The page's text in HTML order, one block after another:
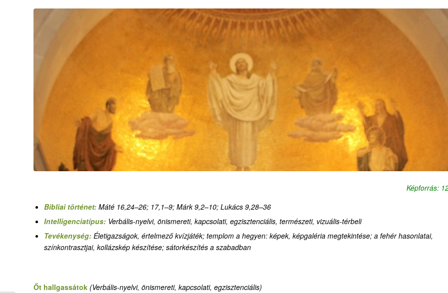
Képforrás:
Bibliai történet: Máté 16,24–26; 17,1–9; Márk 9,2–10; Lukács 9,28–36
Intelligenciatípus: Verbális-nyelvi, önismereti, kapcsolati, egzisztenciális, természeti, vizuális-térbeli
Tevékenység: Életigazságok, értelmező kvízjáték; templom a hegyen: képek, képgaléria megtekintése; a fehér hasonlatai,
színkontrasztjai, kollázskép készítése; sátorkészítés a szabadban
Őt hallgassátok (Verbális-nyelvi, önismereti, kapcsolati, egzisztenciális)